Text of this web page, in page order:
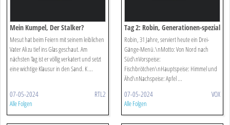
Mein Kumpel, Der Stalker?
Mesut hat beim Feiern mit seinem leiblichen
Vater Ali zu tief ins Glas geschaut. Am
nächsten Tag ist er völlig verkatert und setzt
eine wichtige Klausur in den Sand. K ...
07-05-2024 RTL2
Alle Folgen
Tag 2: Robin, Generationen-spezial
Robin, 31 Jahre, serviert heute ein Drei-
Gänge-Menü.\nMotto: Von Nord nach
Süd\nVorspeise:
Fischbrötchen\nHauptspeise: Himmel und
Ähd\nNachspeise: Apfel ...
07-05-2024 VOX
Alle Folgen